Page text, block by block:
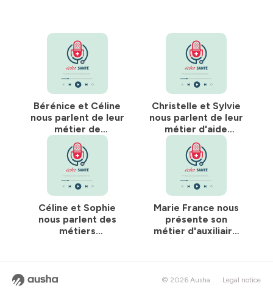
Bérénice et Céline
nous parlent de leur
métier de
pharmacienne et de
préparatrice en
pharmacie.
Christelle et Sylvie
nous parlent de leur
métier d'aide
soignante et
d'infirmière
libérale.
Céline et Sophie
nous parlent des
métiers
Marie France nous
présente son
métier d'auxiliaire
© 2026 Ausha Legal notice